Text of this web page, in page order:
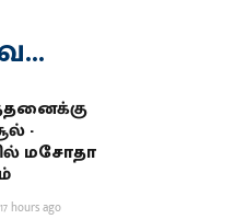
-
மசோதா
17 hours ago